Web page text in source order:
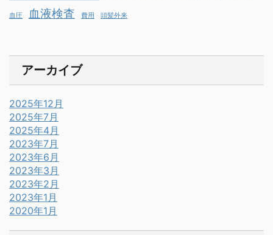
血圧 血液検査 費用 頭髪外来
アーカイブ
2025年12月
2025年7月
2025年4月
2023年7月
2023年6月
2023年3月
2023年2月
2023年1月
2020年1月